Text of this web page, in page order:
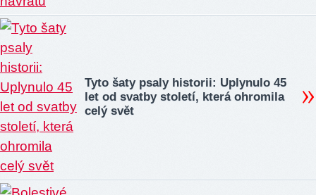
Tyto šaty psaly historii: Uplynulo 45
let od svatby století, která ohromila
celý svět